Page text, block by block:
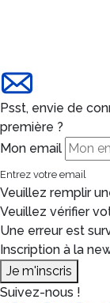
Psst, envie de
première ?
Mon email
Entrez votre email
Veuillez remplir
Veuillez vérifier
Une erreur est
Inscription à la
Je m'inscris
Suivez-nous !